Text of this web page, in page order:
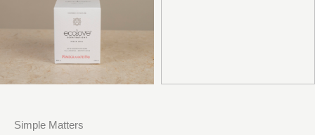
Simple Matters